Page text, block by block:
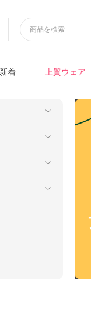
商品を検索
新着 上質ウェア